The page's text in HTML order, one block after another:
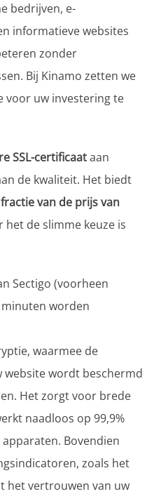
bedrijven, e-
informatieve websites
zonder
Bij Kinamo zetten we
voor uw investering te
SSL-certificaataan
de kwaliteit. Het biedt
van de prijs van
het de slimme keuze is
Sectigo (voorheen
worden
waarmee de
website wordt beschermd
Het zorgt voor brede
naadloos op 99,9%
Bovendien
zoals het
het vertrouwen van uw